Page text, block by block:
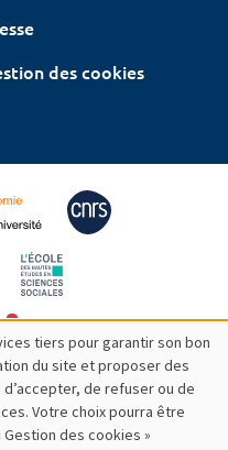
des cookies
tiers pour garantir son bon
du site et proposer des
de refuser ou de
Votre choix pourra être
des cookies »